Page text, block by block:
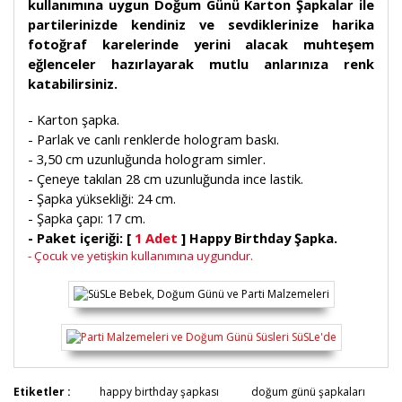
kullanımına uygun Doğum Günü Karton Şapkalar ile
partilerinizde kendiniz ve sevdiklerinize harika
fotoğraf karelerinde yerini alacak muhteşem
eğlenceler hazırlayarak mutlu anlarınıza renk
katabilirsiniz.
- Karton şapka.
- Parlak ve canlı renklerde hologram baskı.
- 3,50 cm uzunluğunda hologram simler.
- Çeneye takılan 28 cm uzunluğunda ince lastik.
- Şapka yüksekliği: 24 cm.
- Şapka çapı: 17 cm.
- Paket içeriği: [ 1 Adet ] Happy Birthday Şapka.
- Çocuk ve yetişkin kullanımına uygundur.
Bu ürünün fiyat bilgisi, resim, ürün açıklamalarında ve
Etiketler : happy birthday şapkası
doğum günü şapkaları